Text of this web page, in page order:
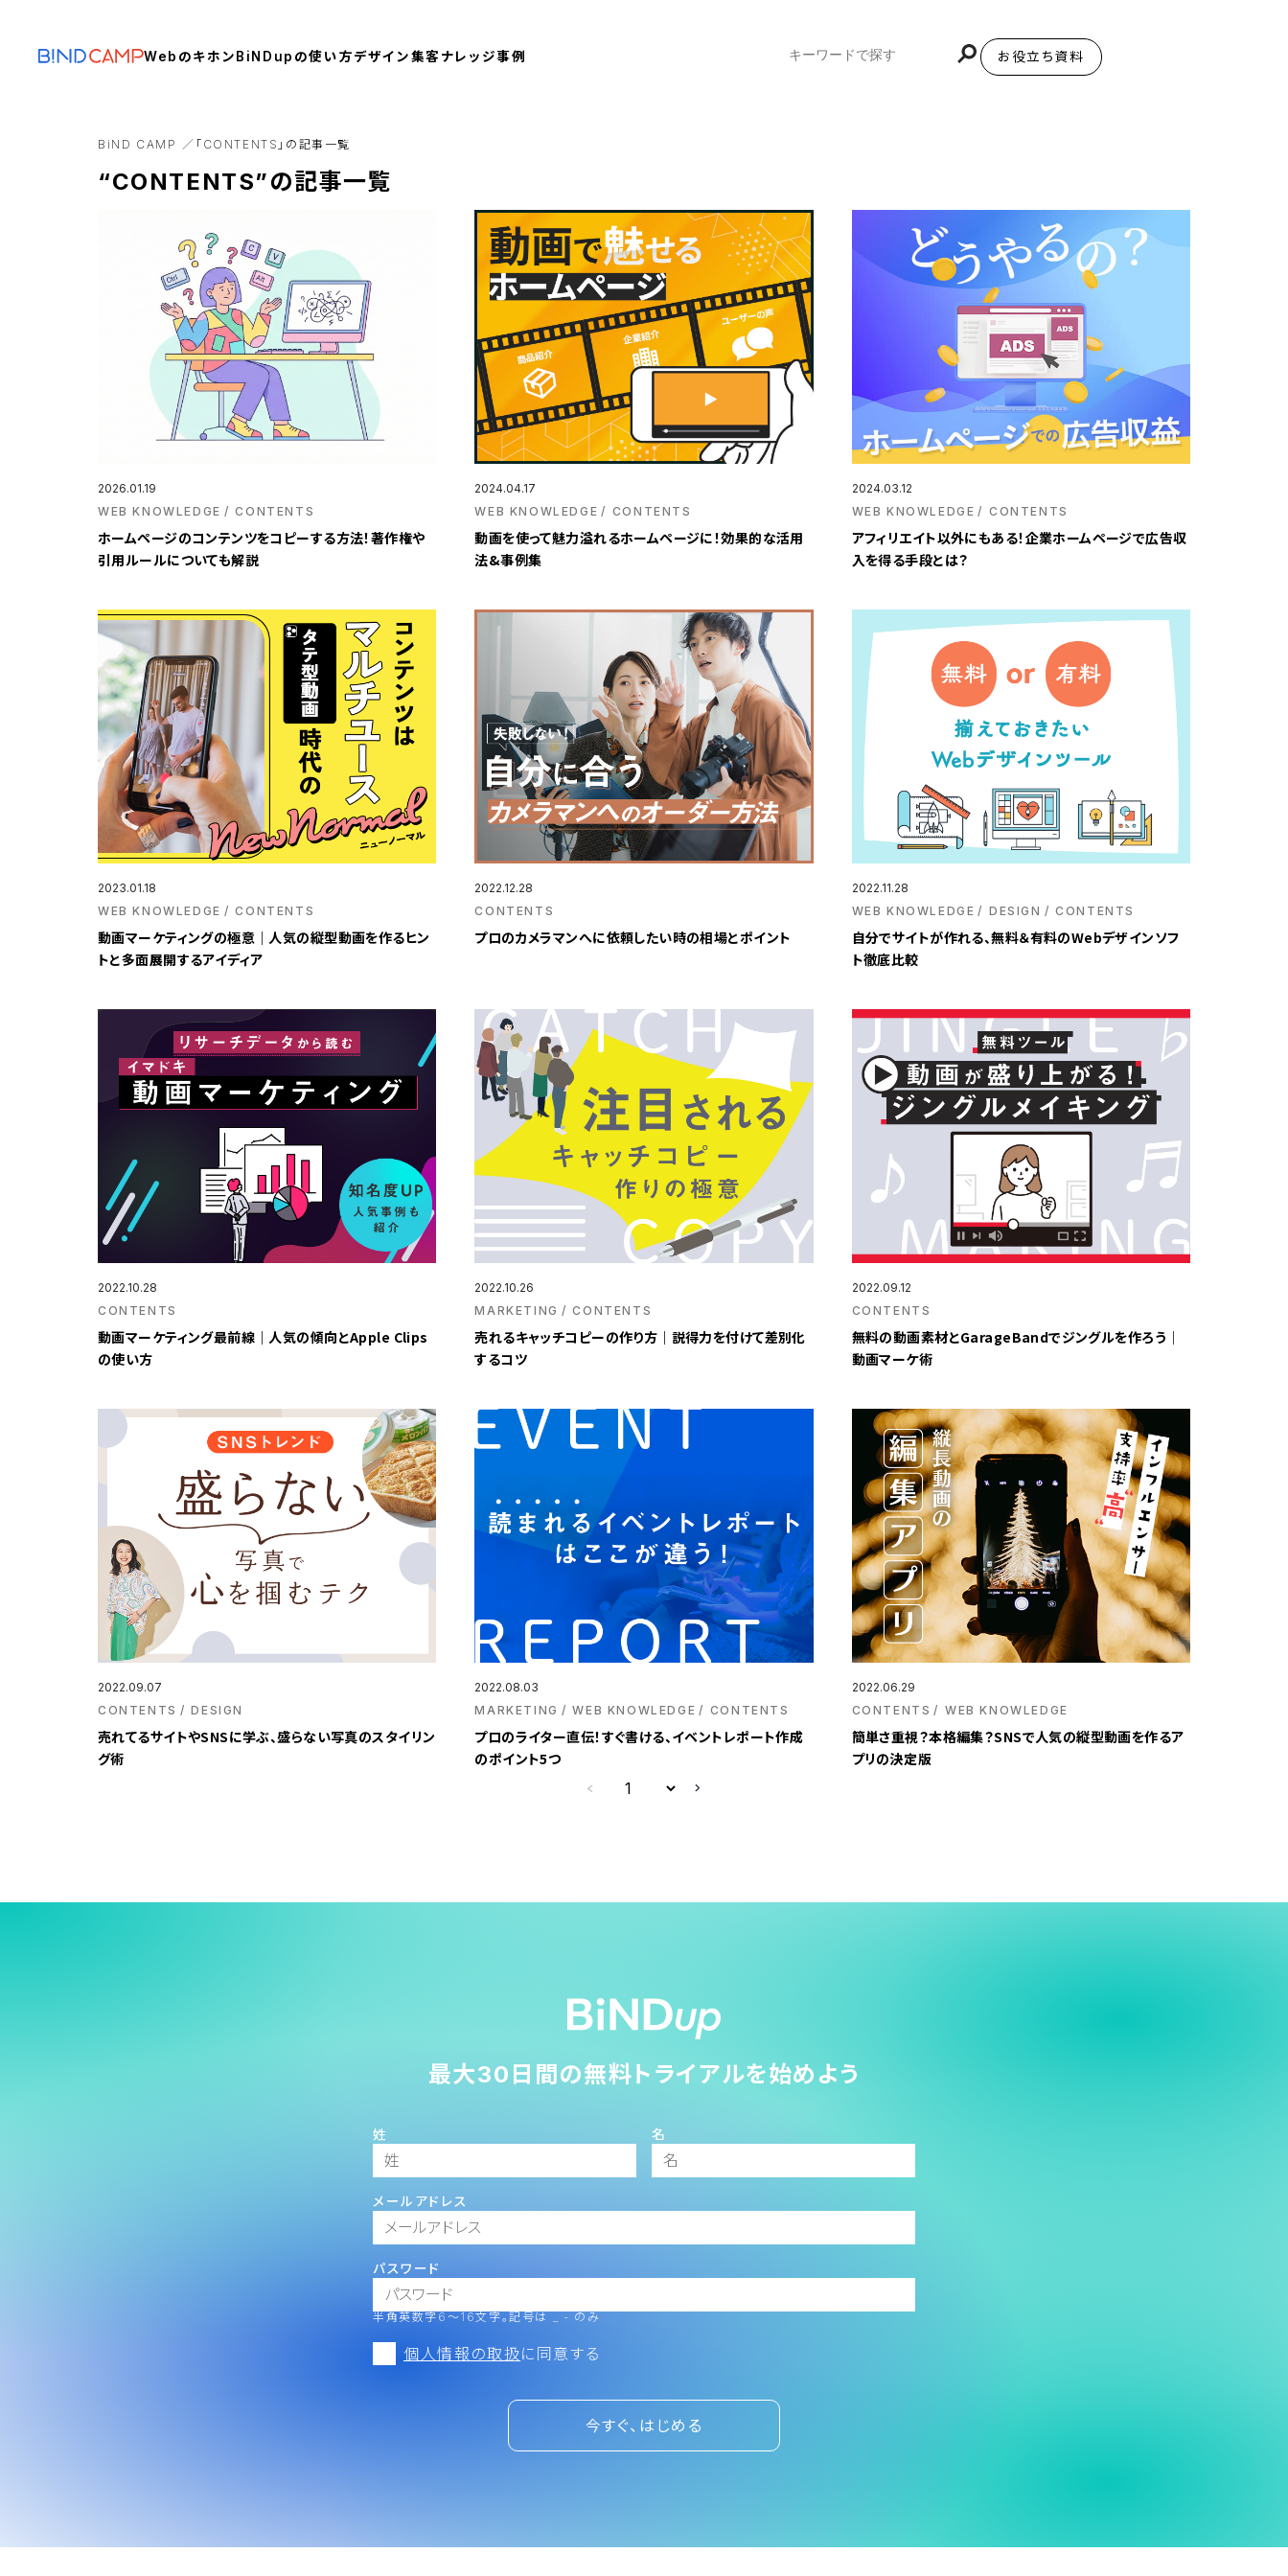
Webのキホン BiNDupの使い方デザイン集客ナレッジ事例 お役立ち資料
BiND CAMP 「CONTENTS」の記事一覧
“CONTENTS”の記事一覧
2026.01.19
WEB KNOWLEDGE
CONTENTS
ホームページのコンテンツをコピーする方法！著作権や
引用ルールについても解説
2024.04.17
WEB KNOWLEDGE
CONTENTS
動画を使って魅力溢れるホームページに！効果的な活用
法&事例集
2024.03.12
WEB KNOWLEDGE
CONTENTS
アフィリエイト以外にもある！企業ホームページで広告収
入を得る手段とは？
2023.01.18
WEB KNOWLEDGE
CONTENTS
動画マーケティングの極意｜人気の縦型動画を作るヒン
トと多面展開するアイディア
2022.12.28
CONTENTS
プロのカメラマンへに依頼したい時の相場とポイント
2022.11.28
WEB KNOWLEDGE
DESIGN CONTENTS
自分でサイトが作れる、無料＆有料のWebデザインソフ
ト徹底比較
2022.10.28
CONTENTS
動画マーケティング最前線｜人気の傾向とApple Clips
の使い方
2022.10.26
MARKETING
CONTENTS
売れるキャッチコピーの作り方｜説得力を付けて差別化
するコツ
2022.09.12
CONTENTS
無料の動画素材とGarageBandでジングルを作ろう｜
動画マーケ術
2022.09.07
CONTENTS
DESIGN
売れてるサイトやSNSに学ぶ、盛らない写真のスタイリン
グ術
2022.08.03
MARKETING
WEB KNOWLEDGE CONTENTS
プロのライター直伝！すぐ書ける、イベントレポート作成
のポイント5つ
2022.06.29
CONTENTS
WEB KNOWLEDGE
簡単さ重視？本格編集？SNSで人気の縦型動画を作るア
プリの決定版
最大30日間の無料トライアルを始めよう
姓 名
メールアドレス
パスワード
半角英数字6～16文字。記号は _ - のみ
個人情報の取扱に同意する
今すぐ、はじめる